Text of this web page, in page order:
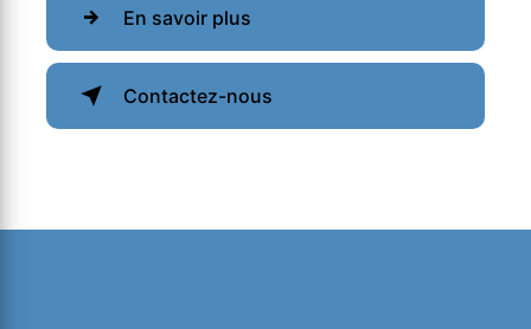
En savoir plus
Contactez-nous